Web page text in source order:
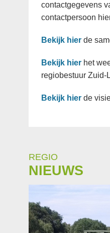
contactgegevens
contactpersoon
Bekijk hier de
Bekijk hier het
regiobestuur Zuid-
Bekijk hier de
REGIO
NIEUWS